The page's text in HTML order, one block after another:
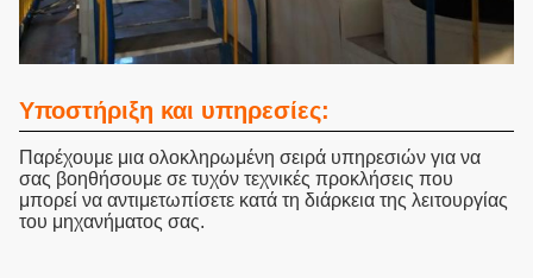
Υποστήριξη και υπηρεσίες:
Παρέχουμε μια ολοκληρωμένη σειρά υπηρεσιών για να
σας βοηθήσουμε σε τυχόν τεχνικές προκλήσεις που
μπορεί να αντιμετωπίσετε κατά τη διάρκεια της λειτουργίας
του μηχανήματος σας.